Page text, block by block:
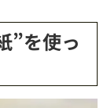
”を使っ